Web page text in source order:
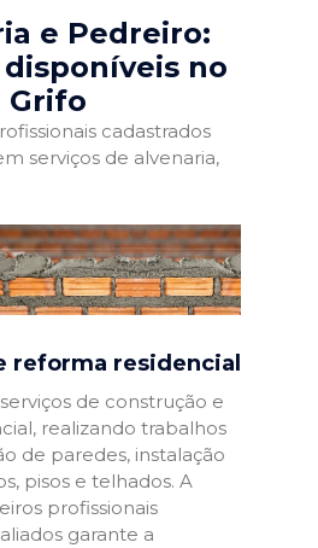
e Pedreiro:
disponíveis no
Grifo
cadastrados
serviços de alvenaria,
reforma residencial
de construção e
realizando trabalhos
de paredes, instalação
pisos e telhados. A
profissionais
garante a